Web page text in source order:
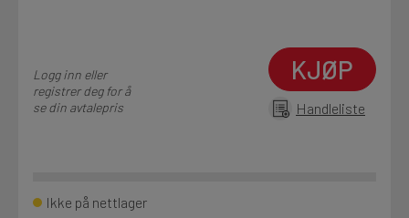
Kvalitetsprodukter til ekstra gode priser
Logg inn eller
registrer deg for å
se din avtalepris
KJØP
Handleliste
Ikke på nettlager